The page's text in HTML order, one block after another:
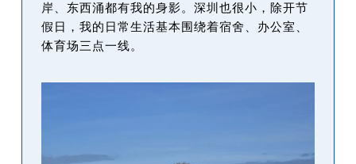
岸、东西涌都有我的身影。深圳也很小，除开节
假日，我的日常生活基本围绕着宿舍、办公室、
体育场三点一线。